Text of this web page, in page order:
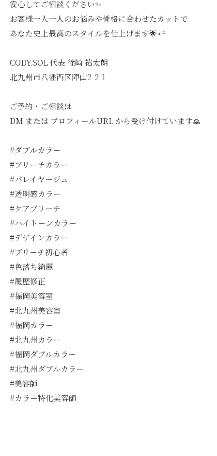
安心してご相談ください✨
お客様一人一人のお悩みや骨格に合わせたカットで
あなた史上最高のスタイルを仕上げます🌟⋆꙳
CODY.SOL 代表 篠崎 祐太朗
北九州市八幡西区陣山2-2-1
ご予約・ご相談は
DM または プロフィールURL から受け付けています🙏
#ダブルカラー
#ブリーチカラー
#バレイヤージュ
#透明感カラー
#ケアブリーチ
#ハイトーンカラー
#デザインカラー
#ブリーチ初心者
#色落ち綺麗
#履歴修正
#福岡美容室
#北九州美容室
#福岡カラー
#北九州カラー
#福岡ダブルカラー
#北九州ダブルカラー
#美容師
#カラー特化美容師